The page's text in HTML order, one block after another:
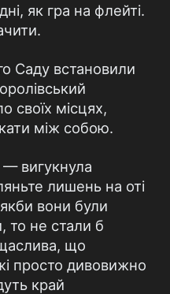
як гра на флейті.
Саду встановили
своїх місцях,
між собою.
вигукнула
лишень на оті
вони були
то не стали б
що
просто дивовижно
край